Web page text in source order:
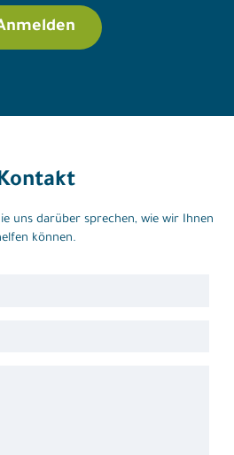
uns darüber sprechen, wie wir Ihnen
können.